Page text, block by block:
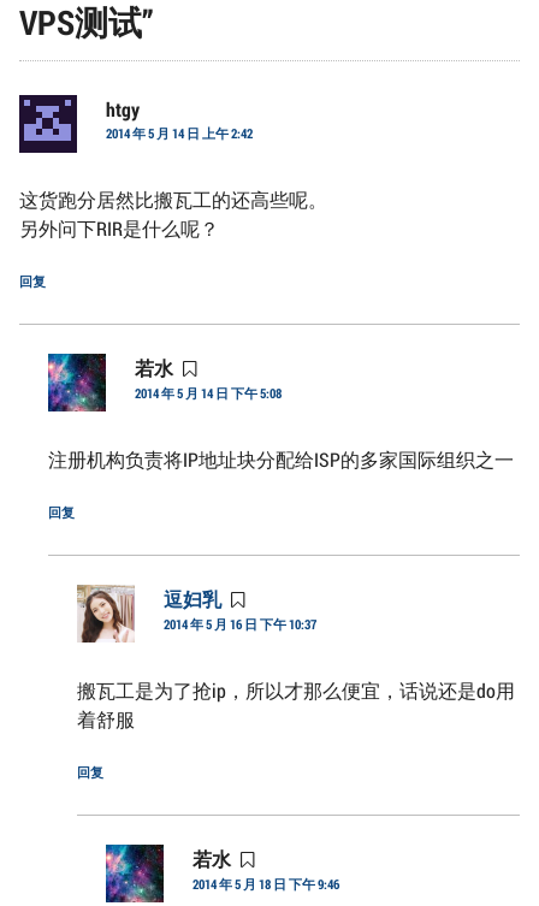
VPS测试”
htgy
道：
2014 年 5 月 14 日 上午 2:42
这货跑分居然比搬瓦工的还高些呢。
另外问下RIR是什么呢？
回复
若水
说
道：
2014 年 5 月 14 日 下午 5:08
注册机构负责将IP地址块分配给ISP的多家国际组织之一
回复
逗妇乳
说
道：
2014 年 5 月 16 日 下午 10:37
搬瓦工是为了抢ip，所以才那么便宜，话说还是do用
着舒服
回复
若水
说
道：
2014 年 5 月 18 日 下午 9:46